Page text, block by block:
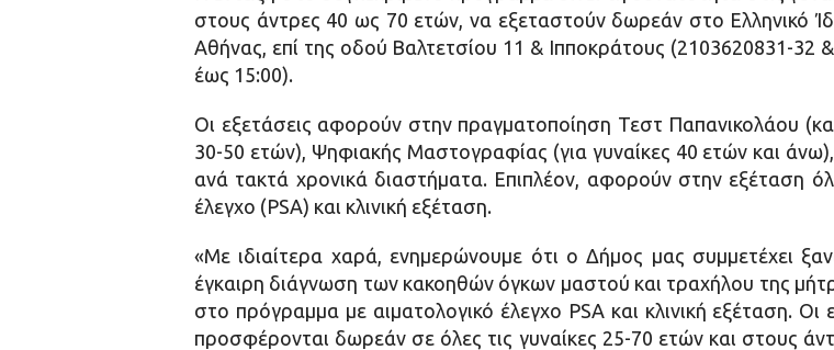
στους άντρες 40 ως 70 ετών, να εξεταστούν δωρεάν στο Ελληνικό
Αθήνας, επί της οδού Βαλτετσίου 11 & Ιπποκράτους (2103620831-32
έως 15:00).
Οι εξετάσεις αφορούν στην πραγματοποίηση Τεστ Παπανικολάου
30-50 ετών), Ψηφιακής Μαστογραφίας (για γυναίκες 40 ετών και
ανά τακτά χρονικά διαστήματα. Επιπλέον, αφορούν στην εξέταση
έλεγχο (PSA) και κλινική εξέταση.
«Με ιδιαίτερα χαρά, ενημερώνουμε ότι ο Δήμος μας συμμετέχει
έγκαιρη διάγνωση των κακοηθών όγκων μαστού και τραχήλου της
στο πρόγραμμα με αιματολογικό έλεγχο PSA και κλινική εξέταση. Οι
προσφέρονται δωρεάν σε όλες τις γυναίκες 25-70 ετών και στους